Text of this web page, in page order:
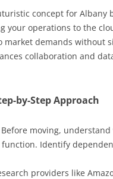
concept for Albany
your operations to the
market demands without
collaboration and
by-Step Approach
Before moving,
Identify
providers like